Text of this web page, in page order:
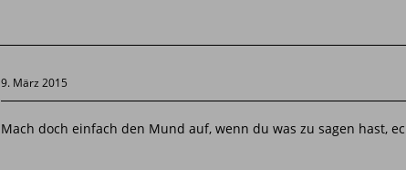
9. März 2015
Mach doch einfach den Mund auf, wenn du was zu sagen hast,